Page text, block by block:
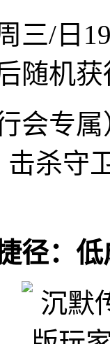
三/日
随机
会专
击杀守
径：